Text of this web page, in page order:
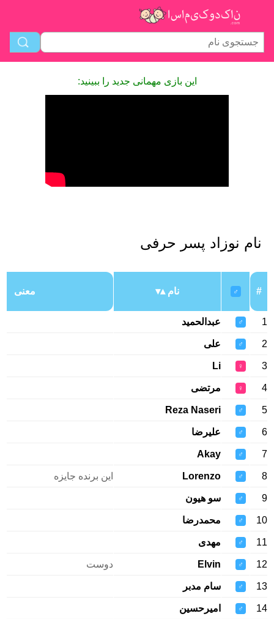
این بازی مهمانی جدید را ببینید:
نام نوزاد پسر حرفی
#
♂ نام معنی
1
♂ عبدالحمید
2
♂ علی
3
♀
Li
4
♀ مرتضی
5
♂
Reza Naseri
6
♂ علیرضا
7
♂
Akay
8
♂
Lorenzo این برنده جایزه
9
♂ سو هیون
10
♂ محمدرضا
11
♂ مهدی
12
♂
Elvin دوست
13
♂ سام مدبر
14
♂ امیرحسین